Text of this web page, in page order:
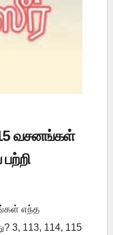
வசனங்கள்
எந்த
3, 113, 114, 115